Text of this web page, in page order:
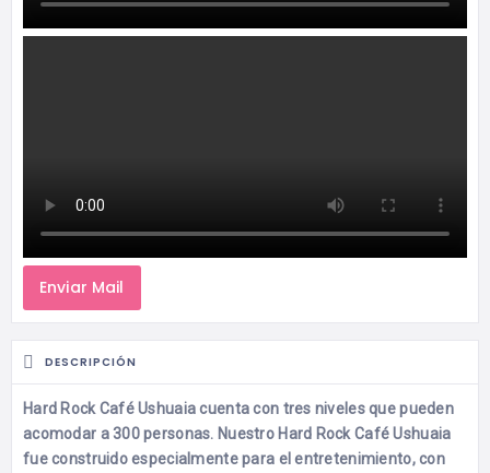
Enviar Mail
DESCRIPCIÓN
Hard Rock Café Ushuaia cuenta con tres niveles que pueden
acomodar a 300 personas. Nuestro Hard Rock Café Ushuaia
fue construido especialmente para el entretenimiento, con